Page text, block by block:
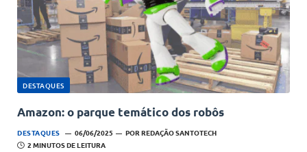
DESTAQUES
Amazon: o parque temático dos robôs
DESTAQUES 06/06/2025 POR REDAÇÃO SANTOTECH
2 MINUTOS DE LEITURA